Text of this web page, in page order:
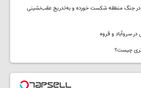
جنگ منطقه شکست خورده و به‌تدریج عقب‌نشینی